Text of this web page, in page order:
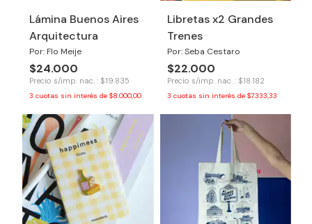
Lámina Buenos Aires
Arquitectura
Por: Flo Meije
$24.000
Precio s/imp. nac. : $19.835
3 cuotas sin interés de $8.000,00
Libretas x2 Grandes
Trenes
Por: Seba Cestaro
$22.000
Precio s/imp. nac. : $18.182
3 cuotas sin interés de $7.333,33